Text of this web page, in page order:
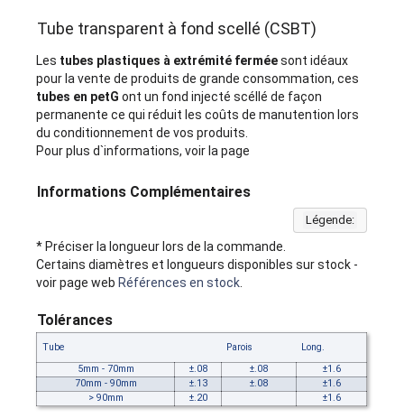
Tube transparent à fond scellé (CSBT)
Les tubes plastiques à extrémité ferméesont idéaux
pour la vente de produits de grande consommation, ces
tubes en petG ont un fond injecté scéllé de façon
permanente ce qui réduit les coûts de manutention lors
du conditionnement de vos produits.
Pour plus d`informations, voir la page
Informations Complémentaires
Légende:
* Préciser la longueur lors de la commande.
Certains diamètres et longueurs disponibles sur stock -
voir page web Références en stock
Tolérances
Tube Parois
Long.
5mm - 70mm
±.08 ±.08
±1.6
70mm - 90mm
±.13 ±.08
±1.6
> 90mm
±.20 ±1.6